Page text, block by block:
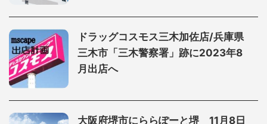
ドラッグコスモス三木加佐店/兵庫県
三木市「三木警察署」跡に2023年8
月出店へ
大阪府堺市にららぽーと堺 11月8日